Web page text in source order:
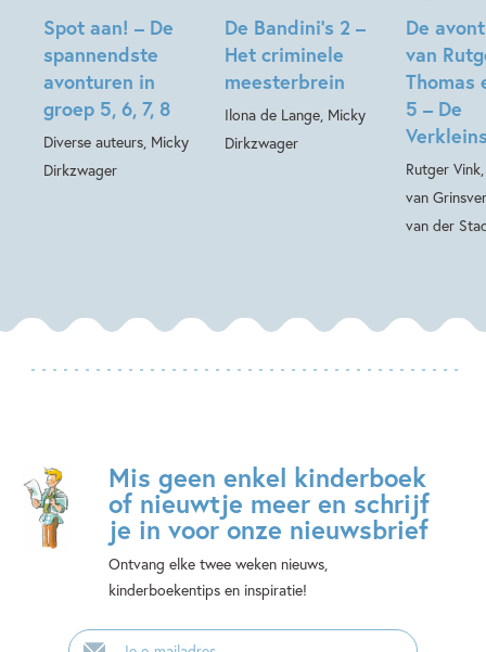
Spot aan! – De
spannendste
avonturen in
groep 5, 6, 7, 8
Diverse auteurs, Micky
Dirkzwager
De Bandini’s 2 –
Het criminele
meesterbrein
Ilona de Lange, Micky
Dirkzwager
De
van
Thomas
5 – De
Rutger
van
van der
Mis geen enkel kinderboek
of nieuwtje meer en schrijf
je in voor onze nieuwsbrief
Ontvang elke twee weken nieuws,
kinderboekentips en inspiratie!
E-